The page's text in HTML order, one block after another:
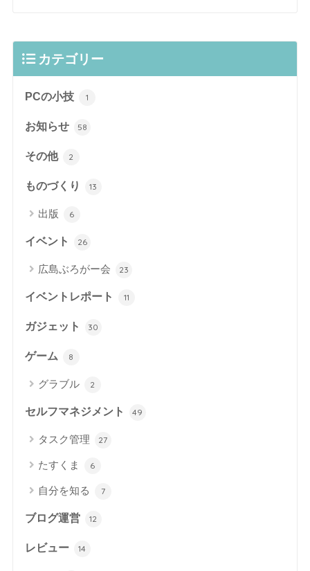
カテゴリー
PCの小技 1
お知らせ 58
その他 2
ものづくり 13
出版 6
イベント 26
広島ぶろがー会 23
イベントレポート 11
ガジェット 30
ゲーム 8
グラブル 2
セルフマネジメント 49
タスク管理 27
たすくま 6
自分を知る 7
ブログ運営 12
レビュー 14